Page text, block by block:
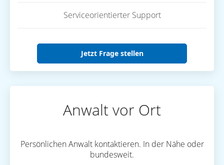
Serviceorientierter Support
Jetzt Frage stellen
Anwalt vor Ort
Persönlichen Anwalt kontaktieren. In der Nähe oder
bundesweit.